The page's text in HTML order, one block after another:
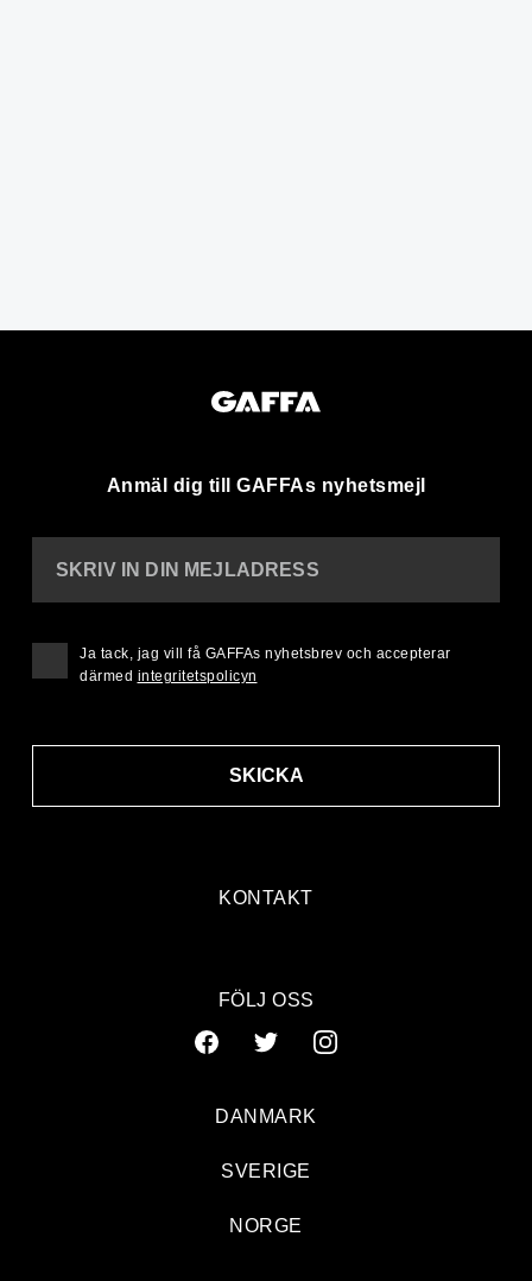
Anmäl dig till GAFFAs nyhetsmejl
KONTAKT
SKRIV IN DIN MEJLADRESS
SKICKA
Ja tack, jag vill få GAFFAs nyhetsbrev och accepterar
därmed integritetspolicyn
FÖLJ OSS
DANMARK
SVERIGE
NORGE